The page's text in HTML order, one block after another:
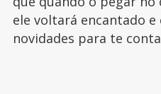
ele voltará encantado
novidades para te